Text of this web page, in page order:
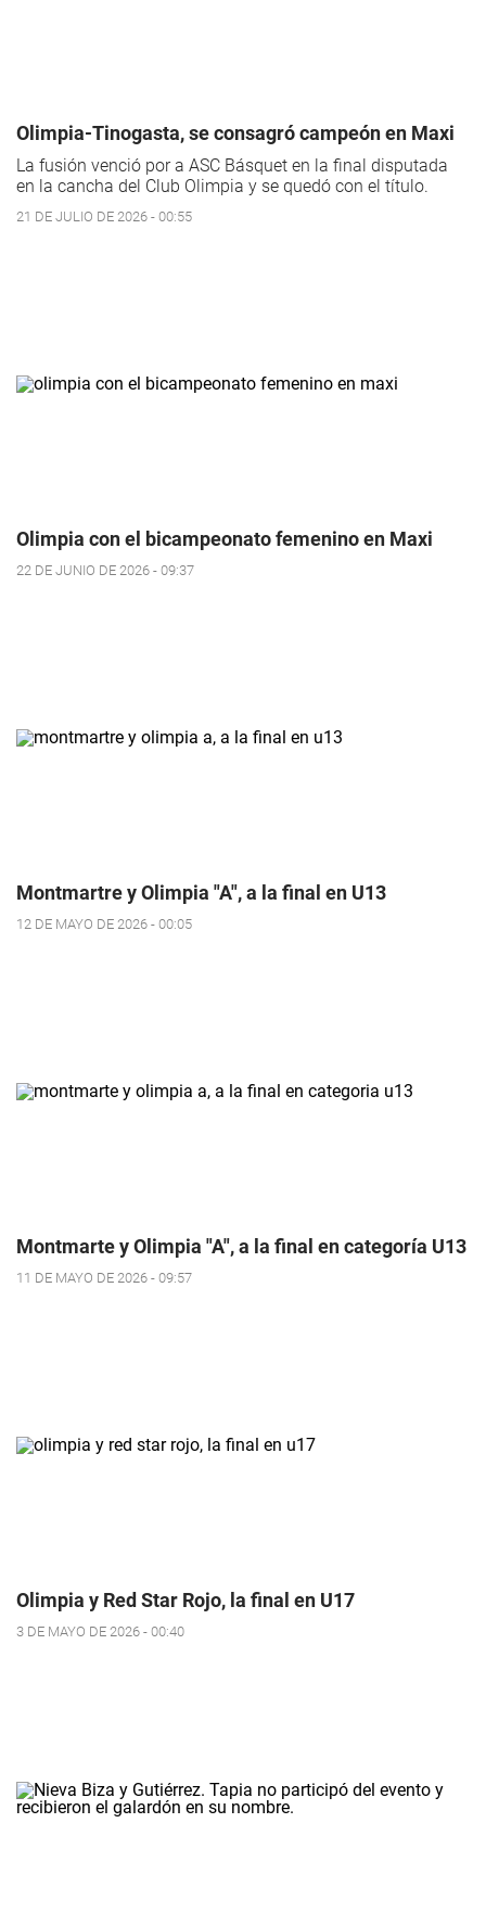
Olimpia-Tinogasta, se consagró campeón en Maxi
La fusión venció por a ASC Básquet en la final disputada
en la cancha del Club Olimpia y se quedó con el título.
21 DE JULIO DE 2026 - 00:55
Olimpia con el bicampeonato femenino en Maxi
22 DE JUNIO DE 2026 - 09:37
Montmartre y Olimpia "A", a la final en U13
12 DE MAYO DE 2026 - 00:05
Montmarte y Olimpia "A", a la final en categoría U13
11 DE MAYO DE 2026 - 09:57
Olimpia y Red Star Rojo, la final en U17
3 DE MAYO DE 2026 - 00:40